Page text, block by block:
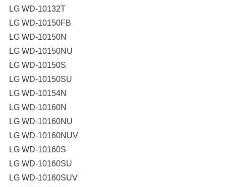
LG WD-10132T
LG WD-10150FB
LG WD-10150N
LG WD-10150NU
LG WD-10150S
LG WD-10150SU
LG WD-10154N
LG WD-10160N
LG WD-10160NU
LG WD-10160NUV
LG WD-10160S
LG WD-10160SU
LG WD-10160SUV